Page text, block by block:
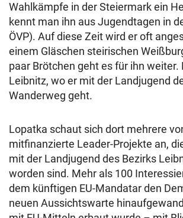
Wahlkämpfe in der Steiermark ein
kennt man ihn aus Jugendtagen in
ÖVP). Auf diese Zeit wird er oft
einem Gläschen steirischen
paar Brötchen geht es für ihn weiter.
Leibnitz, wo er mit der Landjugend
Wanderweg geht.
Lopatka schaut sich dort mehrere
mitfinanzierte Leader-Projekte an,
mit der Landjugend des Bezirks
worden sind. Mehr als 100
dem künftigen EU-Mandatar den
neuen Aussichtswarte